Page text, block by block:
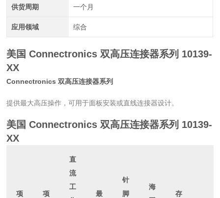
供货周期 一个月
应用领域 综合
美国 Connectronics 双高压连接器系列 10139-
XX
Connectronics 双高压连接器系列
提供最大高压操作，可用于面板安装或直线连接器设计。
美国 Connectronics 双高压连接器系列 10139-
XX
项
项
直
流
工
最
针
脚
海
存